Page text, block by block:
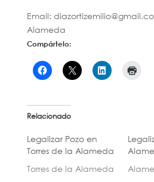
Email:
Alameda
Compártelo:
Relacionado
Legalizar Pozo en
Torres de la Alameda
Torres de la Alameda